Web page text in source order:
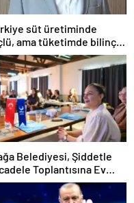
süt üretiminde
ama tüketimde bilinç
Belediyesi, Şiddetle
Toplantısına Ev
Yaptı